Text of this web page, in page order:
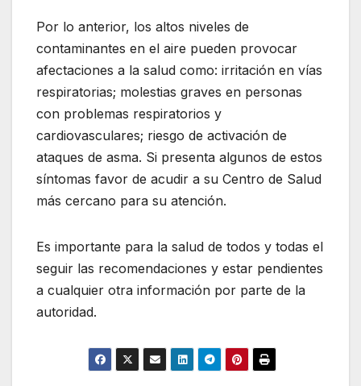
Por lo anterior, los altos niveles de
contaminantes en el aire pueden provocar
afectaciones a la salud como: irritación en vías
respiratorias; molestias graves en personas
con problemas respiratorios y
cardiovasculares; riesgo de activación de
ataques de asma. Si presenta algunos de estos
síntomas favor de acudir a su Centro de Salud
más cercano para su atención.
Es importante para la salud de todos y todas el
seguir las recomendaciones y estar pendientes
a cualquier otra información por parte de la
autoridad.